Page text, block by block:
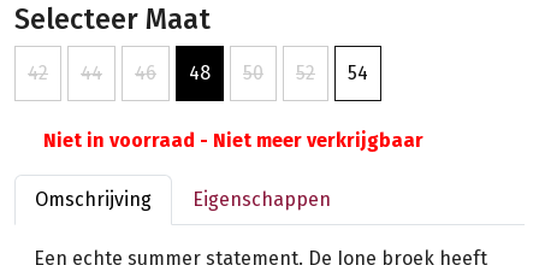
Selecteer Maat
42 44 46 48 50 52 54
Niet in voorraad - Niet meer verkrijgbaar
Omschrijving Eigenschappen
Een echte summer statement. De Ione broek heeft